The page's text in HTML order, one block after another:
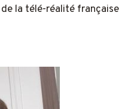
la télé-réalité française